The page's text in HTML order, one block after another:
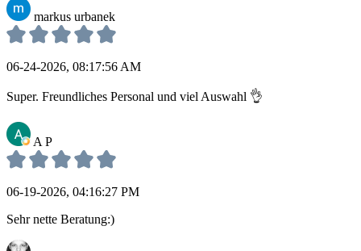
markus urbanek
06-24-2026, 08:17:56 AM
Super. Freundliches Personal und viel Auswahl 👌
A P
06-19-2026, 04:16:27 PM
Sehr nette Beratung:)